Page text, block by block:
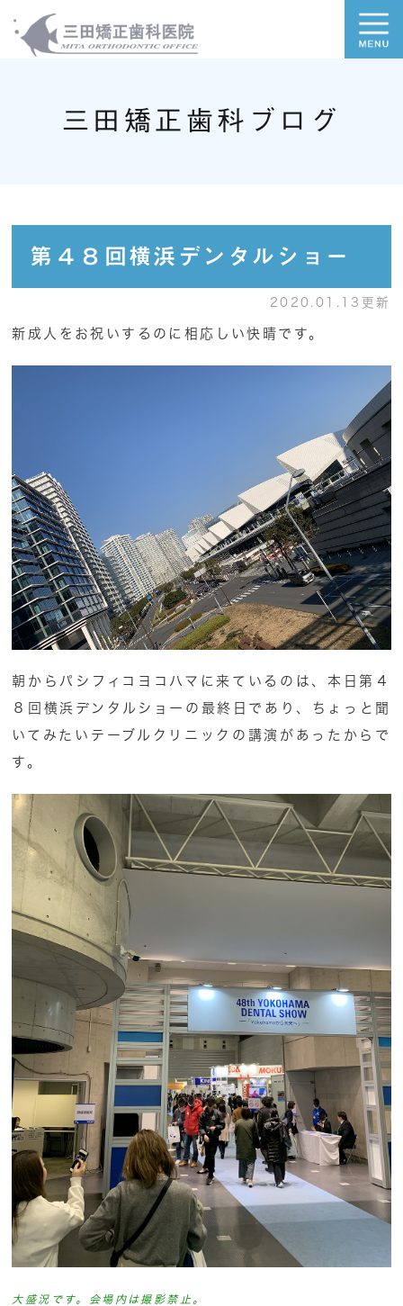
三田矯正歯科ブログ
第４８回横浜デンタルショー
2020.01.13更新
新成人をお祝いするのに相応しい快晴です。
朝からパシフィコヨコハマに来ているのは、本日第４
８回横浜デンタルショーの最終日であり、ちょっと聞
いてみたいテーブルクリニックの講演があったからで
す。
大盛況です。会場内は撮影禁止。